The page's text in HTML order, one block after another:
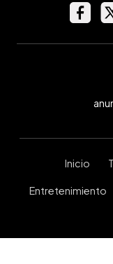
Inicio
Entretenimiento